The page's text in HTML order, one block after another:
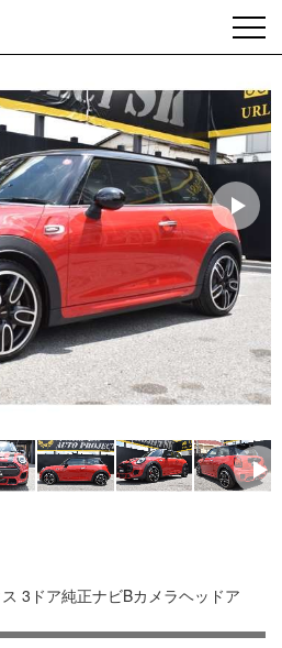
パー・ワークス 3ドア純正ナビBカメラヘッドア
3ドア純正ナビBカメラヘッドア